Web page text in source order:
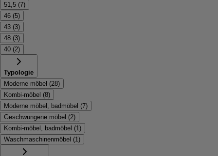
51,5 (7)
46 (5)
43 (3)
48 (3)
40 (2)
Typologie
Moderne möbel (28)
Kombi-möbel (8)
Moderne möbel, badmöbel (7)
Geschwungene möbel (2)
Kombi-möbel, badmöbel (1 )
Waschmaschinenmöbel (1 )